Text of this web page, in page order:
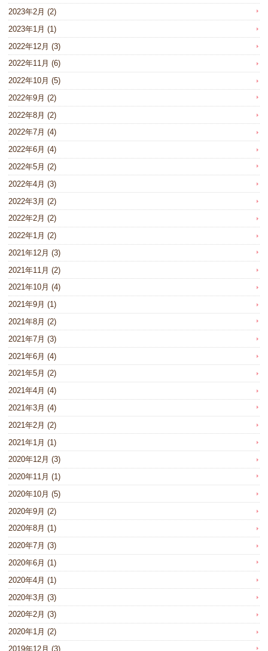
2023年2月 (2)
2023年1月 (1)
2022年12月 (3)
2022年11月 (6)
2022年10月 (5)
2022年9月 (2)
2022年8月 (2)
2022年7月 (4)
2022年6月 (4)
2022年5月 (2)
2022年4月 (3)
2022年3月 (2)
2022年2月 (2)
2022年1月 (2)
2021年12月 (3)
2021年11月 (2)
2021年10月 (4)
2021年9月 (1)
2021年8月 (2)
2021年7月 (3)
2021年6月 (4)
2021年5月 (2)
2021年4月 (4)
2021年3月 (4)
2021年2月 (2)
2021年1月 (1)
2020年12月 (3)
2020年11月 (1)
2020年10月 (5)
2020年9月 (2)
2020年8月 (1)
2020年7月 (3)
2020年6月 (1)
2020年4月 (1)
2020年3月 (3)
2020年2月 (3)
2020年1月 (2)
2019年12月 (3)